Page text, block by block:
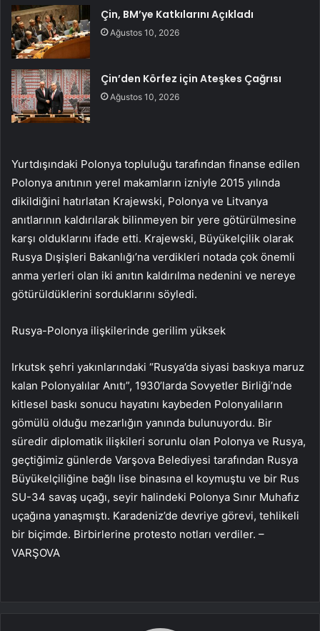
Çin, BM’ye Katkılarını Açıkladı
Ağustos 10, 2026
Çin’den Körfez için Ateşkes Çağrısı
Ağustos 10, 2026
Yurtdışındaki Polonya topluluğu tarafından finanse edilen
Polonya anıtının yerel makamların izniyle 2015 yılında
dikildiğini hatırlatan Krajewski, Polonya ve Litvanya
anıtlarının kaldırılarak bilinmeyen bir yere götürülmesine
karşı olduklarını ifade etti. Krajewski, Büyükelçilik olarak
Rusya Dışişleri Bakanlığı’na verdikleri notada çok önemli
anma yerleri olan iki anıtın kaldırılma nedenini ve nereye
götürüldüklerini sorduklarını söyledi.
Rusya-Polonya ilişkilerinde gerilim yüksek
Irkutsk şehri yakınlarındaki “Rusya’da siyasi baskıya maruz
kalan Polonyalılar Anıtı”, 1930’larda Sovyetler Birliği’nde
kitlesel baskı sonucu hayatını kaybeden Polonyalıların
gömülü olduğu mezarlığın yanında bulunuyordu. Bir
süredir diplomatik ilişkileri sorunlu olan Polonya ve Rusya,
geçtiğimiz günlerde Varşova Belediyesi tarafından Rusya
Büyükelçiliğine bağlı lise binasına el koymuştu ve bir Rus
SU-34 savaş uçağı, seyir halindeki Polonya Sınır Muhafız
uçağına yanaşmıştı. Karadeniz’de devriye görevi, tehlikeli
bir biçimde. Birbirlerine protesto notları verdiler. –
VARŞOVA